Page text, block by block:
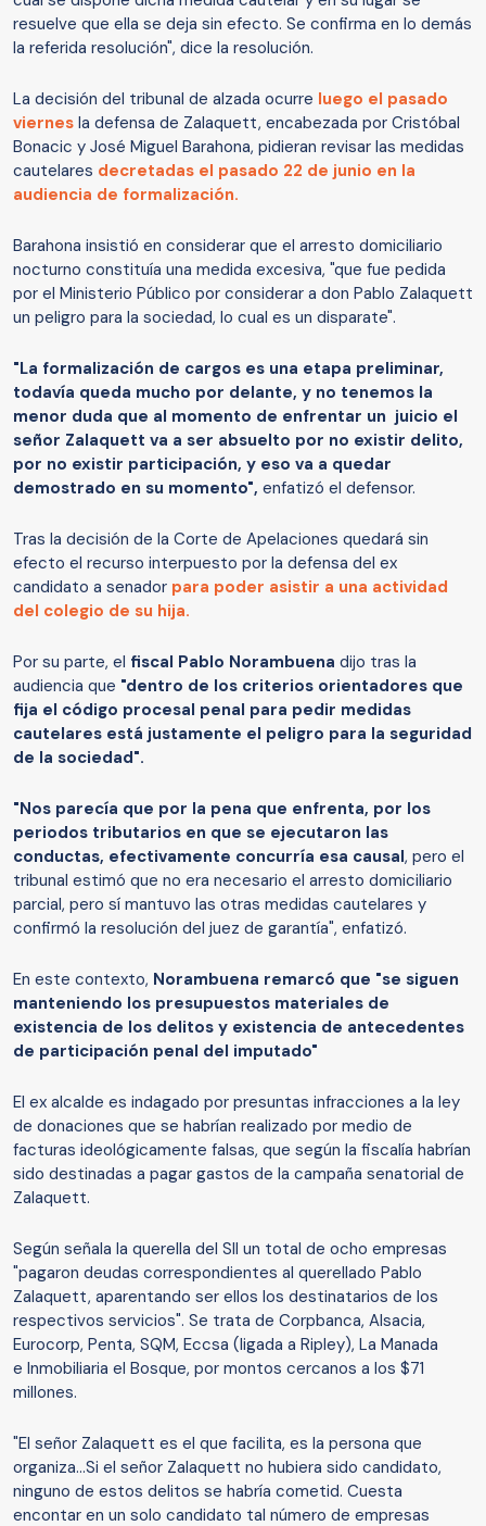
resuelve que ella se deja sin efecto. Se confirma en lo demás
la referida resolución", dice la resolución.
La decisión del tribunal de alzada ocurre luego el pasado
viernes la defensa de Zalaquett, encabezada por Cristóbal
Bonacic y José Miguel Barahona, pidieran revisar las medidas
cautelares decretadas el pasado 22 de junio en la
audiencia de formalización.
Barahona insistió en considerar que el arresto domiciliario
nocturno constituía una medida excesiva, "que fue pedida
por el Ministerio Público por considerar a don Pablo Zalaquett
un peligro para la sociedad, lo cual es un disparate".
"La formalización de cargos es una etapa preliminar,
todavía queda mucho por delante, y no tenemos la
menor duda que al momento de enfrentar un juicio el
señor Zalaquett va a ser absuelto por no existir delito,
por no existir participación, y eso va a quedar
demostrado en su momento", enfatizó el defensor.
Tras la decisión de la Corte de Apelaciones quedará sin
efecto el recurso interpuesto por la defensa del ex
candidato a senador para poder asistir a una actividad
del colegio de su hija.
Por su parte, el fiscal Pablo Norambuena dijo tras la
audiencia que "dentro de los criterios orientadores que
fija el código procesal penal para pedir medidas
cautelares está justamente el peligro para la seguridad
de la sociedad".
"Nos parecía que por la pena que enfrenta, por los
periodos tributarios en que se ejecutaron las
conductas, efectivamente concurría esa causal, pero el
tribunal estimó que no era necesario el arresto domiciliario
parcial, pero sí mantuvo las otras medidas cautelares y
confirmó la resolución del juez de garantía", enfatizó.
En este contexto, Norambuena remarcó que "se siguen
manteniendo los presupuestos materiales de
existencia de los delitos y existencia de antecedentes
de participación penal del imputado"
El ex alcalde es indagado por presuntas infracciones a la ley
de donaciones que se habrían realizado por medio de
facturas ideológicamente falsas, que según la fiscalía habrían
sido destinadas a pagar gastos de la campaña senatorial de
Zalaquett.
Según señala la querella del SII un total de ocho empresas
"pagaron deudas correspondientes al querellado Pablo
Zalaquett, aparentando ser ellos los destinatarios de los
respectivos servicios". Se trata de Corpbanca, Alsacia,
Eurocorp, Penta, SQM, Eccsa (ligada a Ripley), La Manada
e Inmobiliaria el Bosque, por montos cercanos a los $71
millones.
"El señor Zalaquett es el que facilita, es la persona que
organiza...Si el señor Zalaquett no hubiera sido candidato,
ninguno de estos delitos se habría cometid. Cuesta
encontar en un solo candidato tal número de empresas